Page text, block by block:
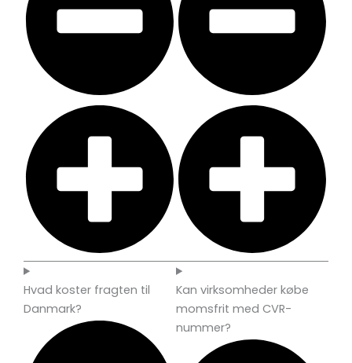
Hvad koster fragten til
Danmark?
Kan virksomheder købe
momsfrit med CVR-
nummer?